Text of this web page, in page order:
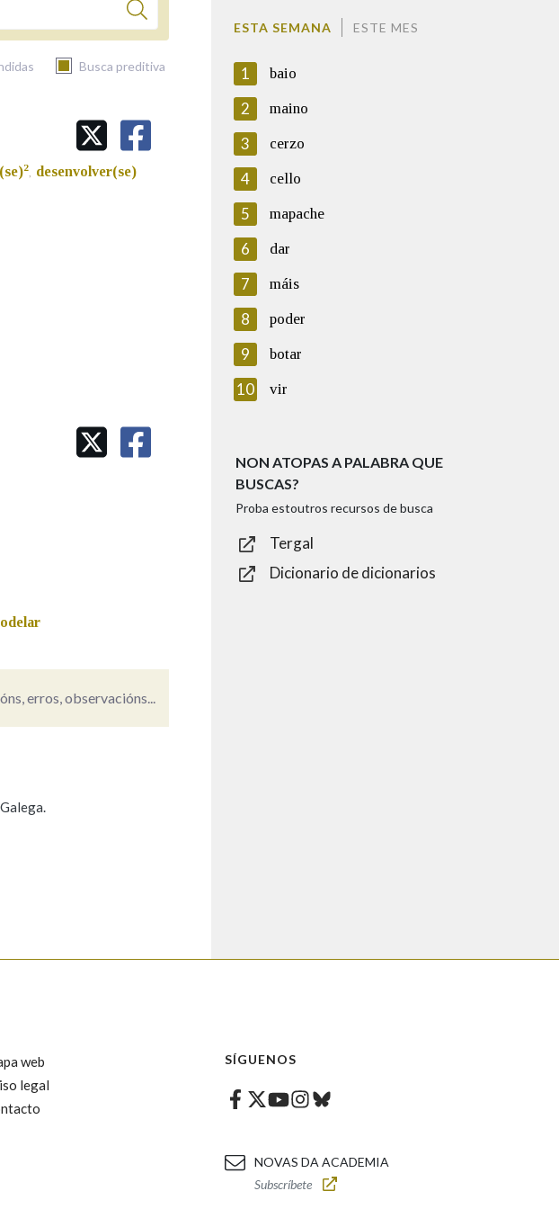
Busca preditiva
2, desenvolver(se)
erros, observacións...
ESTA SEMANA ESTE MES
1 baio
2 maino
3 cerzo
4 cello
5 mapache
6 dar
7 máis
8 poder
9 botar
10 vir
NON ATOPAS A PALABRA QUE
BUSCAS?
Proba estoutros recursos de busca
Tergal
Dicionario de dicionarios
web
legal
SÍGUENOS
Facebook
Twitter
Youtube
Instagram
Bluesky
NOVAS DA ACADEMIA
Subscríbete